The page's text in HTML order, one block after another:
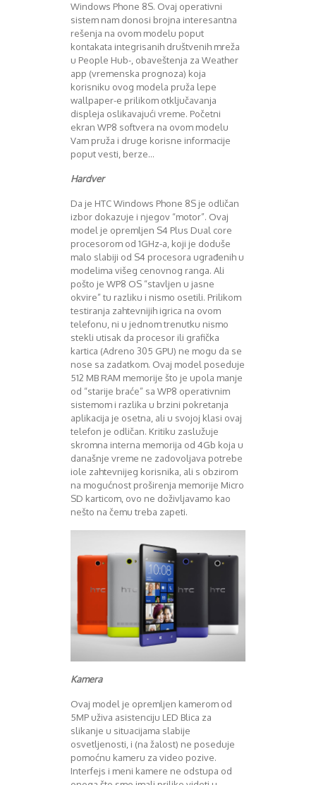
Windows Phone 8S. Ovaj operativni
sistem nam donosi brojna interesantna
rešenja na ovom modelu poput
kontakata integrisanih društvenih mreža
u People Hub-, obaveštenja za Weather
app (vremenska prognoza) koja
korisniku ovog modela pruža lepe
wallpaper-e prilikom otključavanja
displeja oslikavajući vreme. Početni
ekran WP8 softvera na ovom modelu
Vam pruža i druge korisne informacije
poput vesti, berze…
Hardver
Da je HTC Windows Phone 8S je odličan
izbor dokazuje i njegov “motor”. Ovaj
model je opremljen S4 Plus Dual core
procesorom od 1GHz-a, koji je doduše
malo slabiji od S4 procesora ugrađenih u
modelima višeg cenovnog ranga. Ali
pošto je WP8 OS “stavljen u jasne
okvire” tu razliku i nismo osetili. Prilikom
testiranja zahtevnijih igrica na ovom
telefonu, ni u jednom trenutku nismo
stekli utisak da procesor ili grafička
kartica (Adreno 305 GPU) ne mogu da se
nose sa zadatkom. Ovaj model poseduje
512 MB RAM memorije što je upola manje
od “starije braće” sa WP8 operativnim
sistemom i razlika u brzini pokretanja
aplikacija je osetna, ali u svojoj klasi ovaj
telefon je odličan. Kritiku zaslužuje
skromna interna memorija od 4Gb koja u
današnje vreme ne zadovoljava potrebe
iole zahtevnijeg korisnika, ali s obzirom
na mogućnost proširenja memorije Micro
SD karticom, ovo ne doživljavamo kao
nešto na čemu treba zapeti.
Kamera
Ovaj model je opremljen kamerom od
5MP uživa asistenciju LED Blica za
slikanje u situacijama slabije
osvetljenosti, i (na žalost) ne poseduje
pomoćnu kameru za video pozive.
Interfejs i meni kamere ne odstupa od